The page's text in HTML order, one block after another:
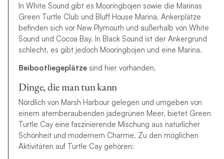
In White Sound gibt es Mooringbojen sowie die Marinas
Green Turtle Club und Bluff House Marina. Ankerplätze
befinden sich vor New Plymouth und außerhalb von White
Sound und Cocoa Bay. In Black Sound ist der Ankergrund
schlecht, es gibt jedoch Mooringbojen und eine Marina.
Beibootliegeplätze sind hier vorhanden.
Dinge, die man tun kann
Nördlich von Marsh Harbour gelegen und umgeben von
einem atemberaubenden jadegrünen Meer, bietet Green
Turtle Cay eine faszinierende Mischung aus natürlicher
Schönheit und modernem Charme. Zu den möglichen
Aktivitäten auf Turtle Cay gehören: